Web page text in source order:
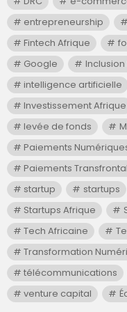
entrepreneurship
Fintech Afrique
Google
intelligence artificielle
Investissement Afrique
levée de fonds
Paiements
Paiements
startup
startups
Startups Afrique
Tech Africaine
Transformation
télécommunications
venture capital